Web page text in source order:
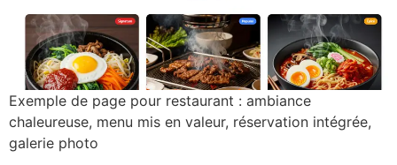
Exemple de page pour restaurant : ambiance
chaleureuse, menu mis en valeur, réservation intégrée,
galerie photo